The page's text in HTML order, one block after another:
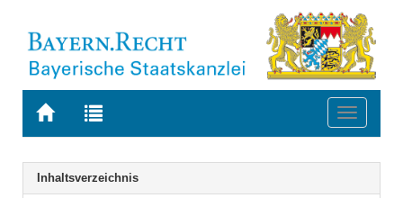
Zur
BAYERN.RECHT
Zur
letzten
Suche
Toggle
Navigation
Inhaltsverzeichnis